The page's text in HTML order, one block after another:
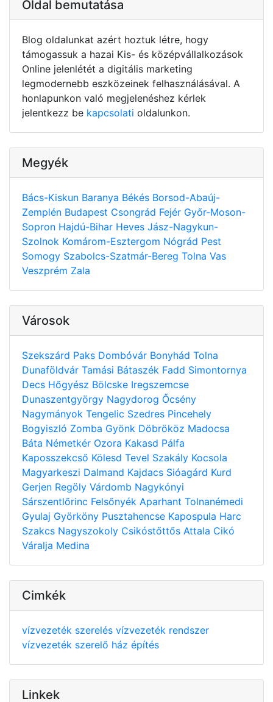
Oldal bemutatása
Blog oldalunkat azért hoztuk létre, hogy
támogassuk a hazai Kis- és középvállalkozások
Online jelenlétét a digitális marketing
legmodernebb eszközeinek felhasználásával. A
honlapunkon való megjelenéshez kérlek
jelentkezz be kapcsolati oldalunkon.
Megyék
Bács-Kiskun Baranya Békés Borsod-Abaúj-
Zemplén Budapest Csongrád Fejér Győr-Moson-
Sopron Hajdú-Bihar Heves Jász-Nagykun-
Szolnok Komárom-Esztergom Nógrád Pest
Somogy Szabolcs-Szatmár-Bereg Tolna Vas
Veszprém Zala
Városok
Szekszárd Paks Dombóvár Bonyhád Tolna
Dunaföldvár Tamási Bátaszék Fadd Simontornya
Decs Hőgyész Bölcske Iregszemcse
Dunaszentgyörgy Nagydorog Őcsény
Nagymányok Tengelic Szedres Pincehely
Bogyiszló Zomba Gyönk Döbrököz Madocsa
Báta Németkér Ozora Kakasd Pálfa
Kaposszekcső Kölesd Tevel Szakály Kocsola
Magyarkeszi Dalmand Kajdacs Sióagárd Kurd
Gerjen Regöly Várdomb Nagykónyi
Sárszentlőrinc Felsőnyék Aparhant Tolnanémedi
Gyulaj Györköny Pusztahencse Kapospula Harc
Szakcs Nagyszokoly Csikóstőttős Attala Cikó
Váralja Medina
Cimkék
vízvezeték szerelés vízvezeték rendszer
vízvezeték szerelő ház építés
Linkek